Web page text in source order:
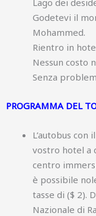
Lago dei
Godetevi il
Mohammed.
Rientro in
Nessun costo
Senza
PROGRAMMA DEL
L’autobus
vostro hotel a
centro
è possibile
tasse di ($ 2).
Nazionale di